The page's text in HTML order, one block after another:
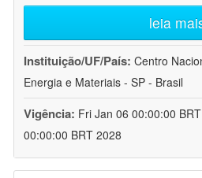
leia
Instituição/UF/País: Centro
Energia e Materiais - SP - Brasil
Vigência: Fri Jan 06 00:00:00
00:00:00 BRT 2028